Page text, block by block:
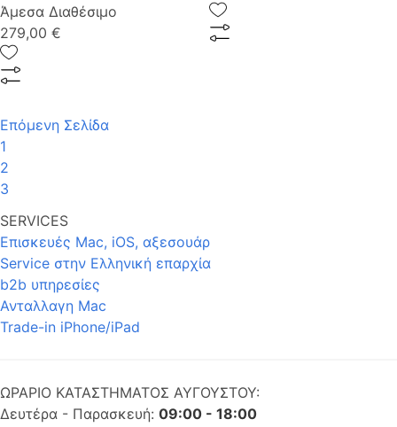
Άμεσα Διαθέσιμο
279,00 €
Επόμενη Σελίδα
1
2
3
SERVICES
Επισκευές Mac, iOS, αξεσουάρ
Service στην Eλληνική επαρχία
b2b υπηρεσίες
Ανταλλαγη Mac
Trade-in iPhone/iPad
ΩΡΑΡΙΟ ΚΑΤΑΣΤΗΜΑΤΟΣ ΑΥΓΟΥΣΤΟΥ:
Δευτέρα - Παρασκευή: 09:00 - 18:00